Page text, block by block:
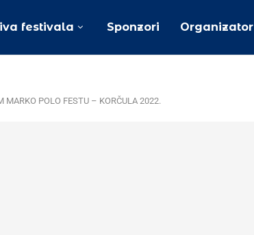
festivala Sponzori Organizator
MARKO POLO FESTU – KORČULA 2022.